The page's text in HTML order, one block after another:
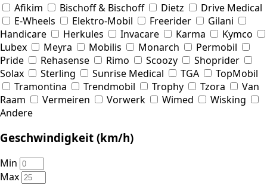
Afikim Bischoff & Bischoff Dietz
Drive Medical
E-Wheels
Elektro-Mobil Freerider
Gilani
Handicare
Herkules Invacare Karma
Kymco
Lubex
Meyra Mobilis Monarch
Permobil
Pride
Rehasense Rimo Scoozy
Shoprider
Solax
Sterling Sunrise Medical TGA
TopMobil
Tramontina
Trendmobil Trophy Tzora
Van
Raam
Vermeiren Vorwerk Wimed
Wisking
Andere
Geschwindigkeit (km/h)
Min
Max